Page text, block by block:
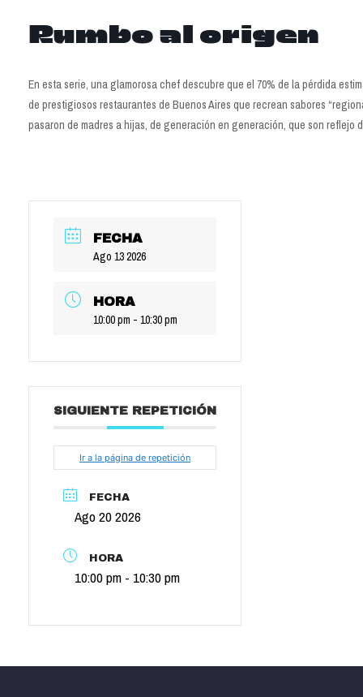
Rumbo al origen
En esta serie, una glamorosa chef descubre que el 70% de la pérdida
de prestigiosos restaurantes de Buenos Aires que recrean sabores
pasaron de madres a hijas, de generación en generación, que son
FECHA
Ago 13 2026
HORA
10:00 pm - 10:30 pm
SIGUIENTE REPETICIÓN
Ir a la página de repetición
FECHA
Ago 20 2026
HORA
10:00 pm - 10:30 pm